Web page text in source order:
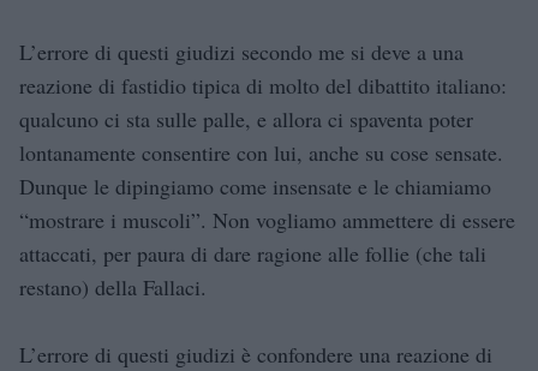
L’errore di questi giudizi secondo me si deve a una
reazione di fastidio tipica di molto del dibattito italiano:
qualcuno ci sta sulle palle, e allora ci spaventa poter
lontanamente consentire con lui, anche su cose sensate.
Dunque le dipingiamo come insensate e le chiamiamo
“mostrare i muscoli”. Non vogliamo ammettere di essere
attaccati, per paura di dare ragione alle follie (che tali
restano) della Fallaci.
L’errore di questi giudizi è confondere una reazione di